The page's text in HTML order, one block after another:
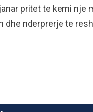
pritet te kemi nje
dhe nderprerje te